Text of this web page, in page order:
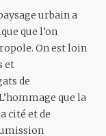
urbain a
que l’on
On est loin
et
de
que la
cité et de